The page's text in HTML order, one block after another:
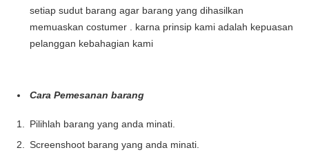
setiap sudut barang agar barang yang dihasilkan
memuaskan costumer . karna prinsip kami adalah kepuasan
pelanggan kebahagian kami
Cara Pemesanan barang
Pilihlah barang yang anda minati.
Screenshoot barang yang anda minati.